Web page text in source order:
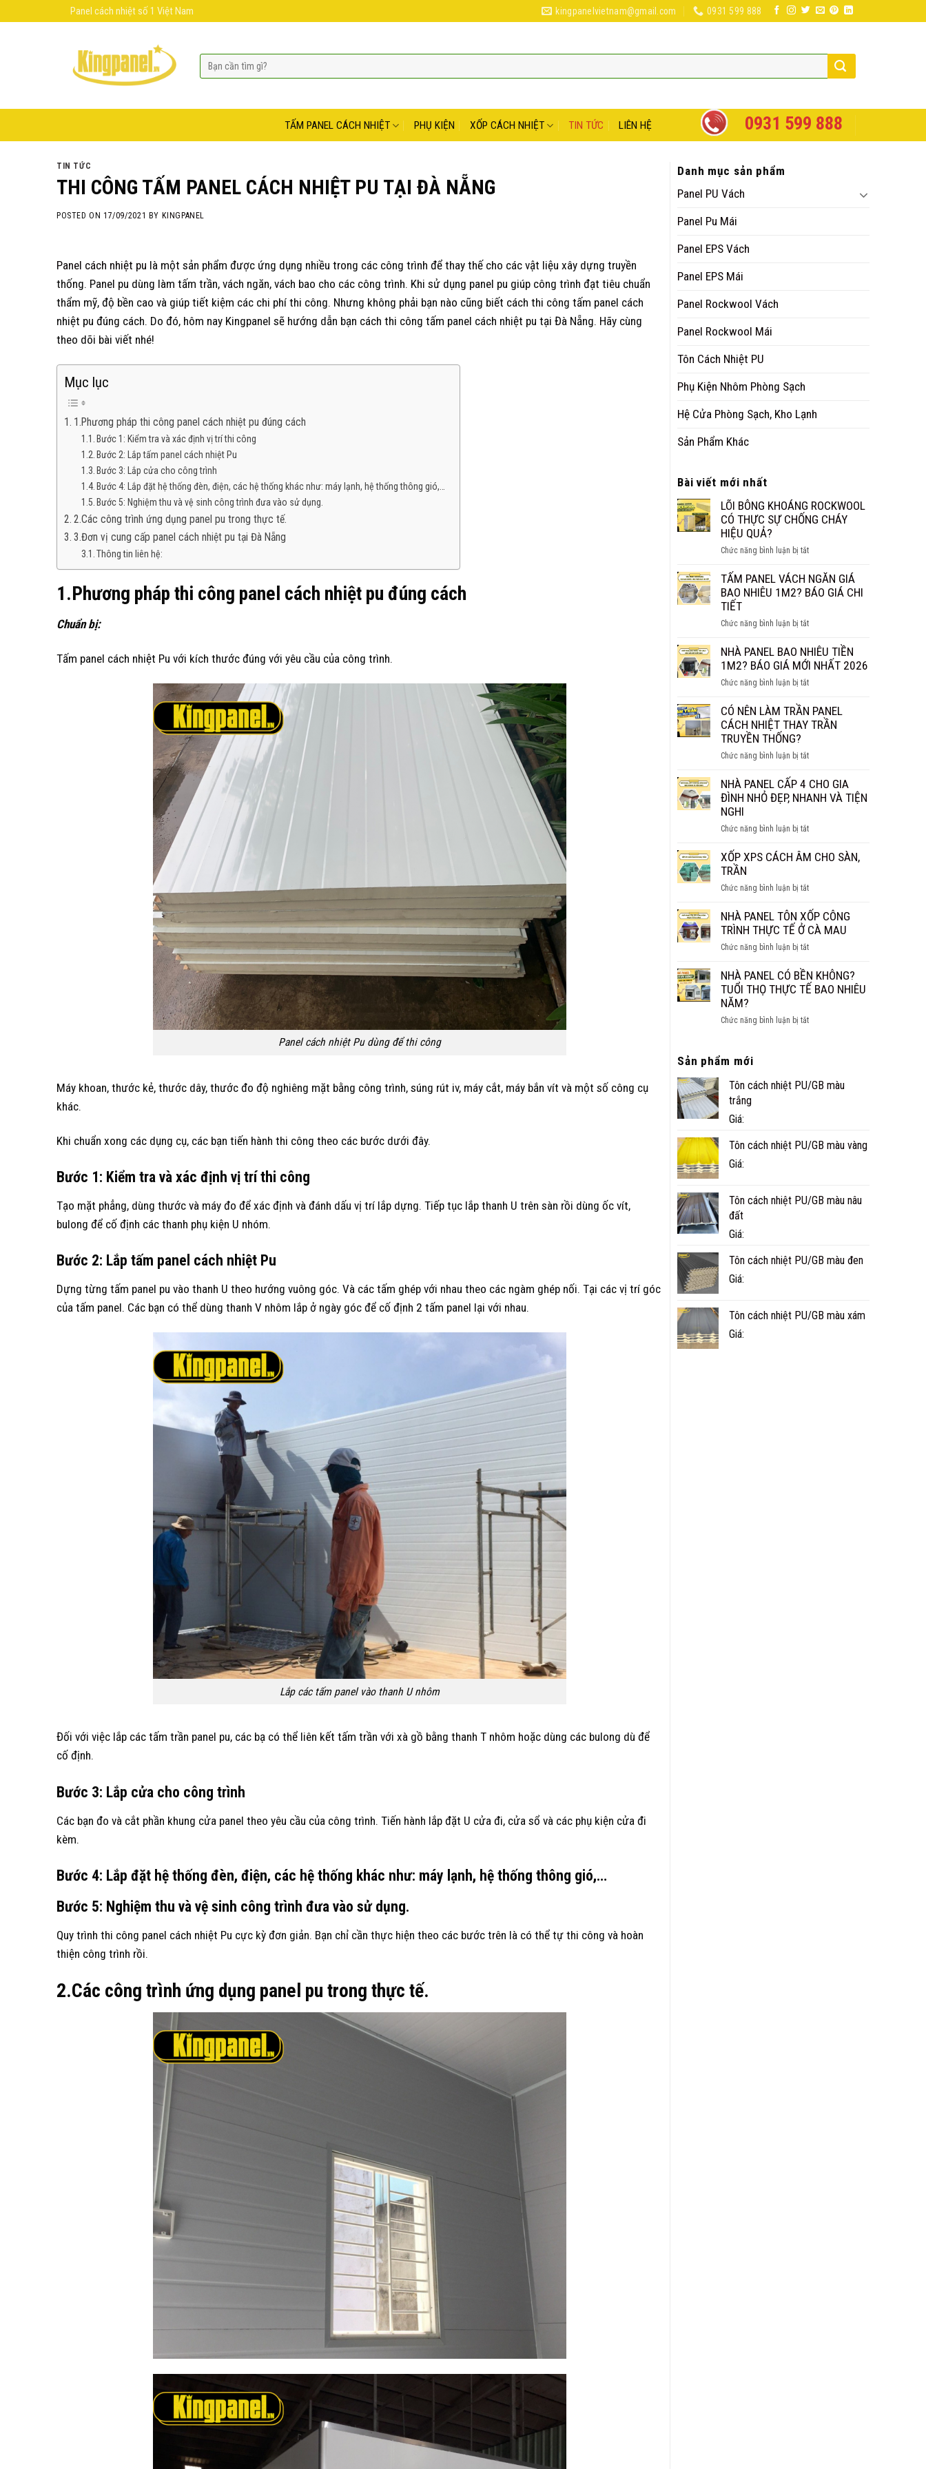
Panel cách nhiệt số 1 Việt Nam kingpanelvietnam@gmail.com 0931 599 888
TẤM PANEL CÁCH NHIỆT PHỤ KIỆN XỐP CÁCH NHIỆT TIN TỨC LIÊN HỆ 0931 599 888
TIN TỨC
THI CÔNG TẤM PANEL CÁCH NHIỆT PU TẠI ĐÀ NẴNG
POSTED ON 17/09/2021 BY KINGPANEL
Panel cách nhiệt pu là một sản phẩm được ứng dụng nhiều trong các công trình để thay thế cho các vật liệu xây dựng truyền
thống. Panel pu dùng làm tấm trần, vách ngăn, vách bao cho các công trình. Khi sử dụng panel pu giúp công trình đạt tiêu chuẩn
thẩm mỹ, độ bền cao và giúp tiết kiệm các chi phí thi công. Nhưng không phải bạn nào cũng biết cách thi công tấm panel cách
nhiệt pu đúng cách. Do đó, hôm nay Kingpanel sẽ hướng dẫn bạn cách thi công tấm panel cách nhiệt pu tại Đà Nẵng. Hãy cùng
theo dõi bài viết nhé!
Mục lục
1.Phương pháp thi công panel cách nhiệt pu đúng cách
Bước 1: Kiểm tra và xác định vị trí thi công
Bước 2: Lắp tấm panel cách nhiệt Pu
Bước 3: Lắp cửa cho công trình
Bước 4: Lắp đặt hệ thống đèn, điện, các hệ thống khác như: máy lạnh, hệ thống thông gió,…
Bước 5: Nghiệm thu và vệ sinh công trình đưa vào sử dụng.
2.Các công trình ứng dụng panel pu trong thực tế.
3.Đơn vị cung cấp panel cách nhiệt pu tại Đà Nẵng
Thông tin liên hệ:
1.Phương pháp thi công panel cách nhiệt pu đúng cách
Chuẩn bị:
Tấm panel cách nhiệt Pu với kích thước đúng với yêu cầu của công trình.
Panel cách nhiệt Pu dùng để thi công
Máy khoan, thước kẻ, thước dây, thước đo độ nghiêng mặt bằng công trình, súng rút iv, máy cắt, máy bắn vít và một số công cụ
khác.
Khi chuẩn xong các dụng cụ, các bạn tiến hành thi công theo các bước dưới đây.
Bước 1: Kiểm tra và xác định vị trí thi công
Tạo mặt phẳng, dùng thước và máy đo để xác định và đánh dấu vị trí lắp dựng. Tiếp tục lắp thanh U trên sàn rồi dùng ốc vít,
bulong để cố định các thanh phụ kiện U nhóm.
Bước 2: Lắp tấm panel cách nhiệt Pu
Dựng từng tấm panel pu vào thanh U theo hướng vuông góc. Và các tấm ghép với nhau theo các ngàm ghép nối. Tại các vị trí góc
của tấm panel. Các bạn có thể dùng thanh V nhôm lắp ở ngày góc để cố định 2 tấm panel lại với nhau.
Lắp các tấm panel vào thanh U nhôm
Đối với việc lắp các tấm trần panel pu, các bạ có thể liên kết tấm trần với xà gồ bằng thanh T nhôm hoặc dùng các bulong dù để
cố định.
Bước 3: Lắp cửa cho công trình
Các bạn đo và cắt phần khung cửa panel theo yêu cầu của công trình. Tiến hành lắp đặt U cửa đi, cửa sổ và các phụ kiện cửa đi
kèm.
Bước 4: Lắp đặt hệ thống đèn, điện, các hệ thống khác như: máy lạnh, hệ thống thông gió,…
Bước 5: Nghiệm thu và vệ sinh công trình đưa vào sử dụng.
Quy trình thi công panel cách nhiệt Pu cực kỳ đơn giản. Bạn chỉ cần thực hiện theo các bước trên là có thể tự thi công và hoàn
thiện công trình rồi.
2.Các công trình ứng dụng panel pu trong thực tế.
Danh mục sản phẩm
Panel PU Vách
Panel Pu Mái
Panel EPS Vách
Panel EPS Mái
Panel Rockwool Vách
Panel Rockwool Mái
Tôn Cách Nhiệt PU
Phụ Kiện Nhôm Phòng Sạch
Hệ Cửa Phòng Sạch, Kho Lạnh
Sản Phẩm Khác
Bài viết mới nhất
LÕI BÔNG KHOÁNG ROCKWOOL
CÓ THỰC SỰ CHỐNG CHÁY
HIỆU QUẢ?
Chức năng bình luận bị tắtở
BÔNG
KHOÁNG
THỰC
CHỐNG
CHÁY
HIỆU
TẤM PANEL VÁCH NGĂN GIÁ
BAO NHIÊU 1M2? BÁO GIÁ CHI
TIẾT
Chức năng bình luận bị tắtở
PANEL
VÁCH
GIÁ
NHIÊU
1M2?
GIÁ
TIẾT
NHÀ PANEL BAO NHIÊU TIỀN
1M2? BÁO GIÁ MỚI NHẤT 2026
Chức năng bình luận bị tắtở
PANEL
BAO
1M2?
GIÁ
MỚI
2026
CÓ NÊN LÀM TRẦN PANEL
CÁCH NHIỆT THAY TRẦN
TRUYỀN THỐNG?
Chức năng bình luận bị tắtở
NÊN
LÀM
CÁCH
THAY
TRUYỀN
NHÀ PANEL CẤP 4 CHO GIA
ĐÌNH NHỎ ĐẸP, NHANH VÀ TIỆN
NGHI
Chức năng bình luận bị tắtở
PANEL
CHO
GIA
ĐÌNH
NHỎ
ĐẸP,
VÀ
TIỆN
XỐP XPS CÁCH ÂM CHO SÀN,
TRẦN
Chức năng bình luận bị tắtở
XPS
CÁCH
CHO
TRẦN
NHÀ PANEL TÔN XỐP CÔNG
TRÌNH THỰC TẾ Ở CÀ MAU
Chức năng bình luận bị tắtở
PANEL
TÔN
TRÌNH
MAU
NHÀ PANEL CÓ BỀN KHÔNG?
TUỔI THỌ THỰC TẾ BAO NHIÊU
NĂM?
Chức năng bình luận bị tắtở
KHÔNG?
BAO
Sản phẩm mới
Tôn cách nhiệt PU/GB màu
trắng
Giá:
Tôn cách nhiệt PU/GB màu vàng
Giá:
Tôn cách nhiệt PU/GB màu nâu
đất
Giá:
Tôn cách nhiệt PU/GB màu đen
Giá:
Tôn cách nhiệt PU/GB màu xám
Giá: